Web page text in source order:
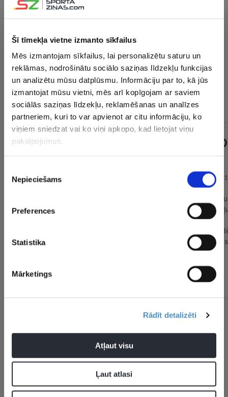
Šī tīmekļa vietne izmanto sīkfailus
Mēs izmantojam sīkfailus, lai personalizētu saturu un
reklāmas, nodrošinātu sociālo saziņas līdzekļu funkcijas
un analizētu mūsu datplūsmu. Informāciju par to, kā jūs
izmantojat mūsu vietni, mēs arī kopīgojam ar saviem
sociālās saziņas līdzekļu, reklamēšanas un analīzes
partneriem, kuri to var apvienot ar citu informāciju, ko
viņiem sniedzat vai ko viņi apkopo, kad lietojat viņu
pakalpojumus.
izvēle
Nepieciešams
Preferences
Statistika
Mārketings
Rādīt detalizēti
Atļaut visu
Ļaut atlasi
(NCAA) pārstāvēs šīs augstskolas komandu, kamēr
iepriekšējās divas sezonas viņa sacentās Arizonas štata
universitātes vienības rindās. “Iepriekšējā skolā notika
treneru maiņa un es izdomāju, ka man pozitīvāk būs
trenēties kaut kur citur. Sagaidu no jaunās skolas labus
rezultātus un izaugsmi,” piebilda peldētāja.